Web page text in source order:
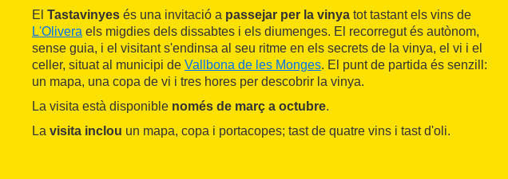
El Tastavinyes és una invitació a passejar per la vinya tot tastant els vins de
L'Olivera els migdies dels dissabtes i els diumenges. El recorregut és autònom,
sense guia, i el visitant s'endinsa al seu ritme en els secrets de la vinya, el vi i el
celler, situat al municipi de Vallbona de les Monges. El punt de partida és senzill:
un mapa, una copa de vi i tres hores per descobrir la vinya.
La visita està disponible només de març a octubre.
La visita inclou un mapa, copa i portacopes; tast de quatre vins i tast d'oli.